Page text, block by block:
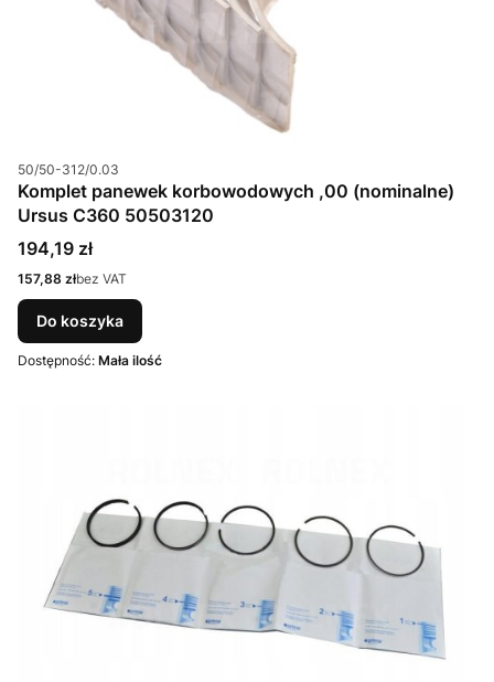
Kod produktu
50/50-312/0.03
Komplet panewek korbowodowych ,00 (nominalne)
Ursus C360 50503120
Cena
194,19 zł
Cena
157,88 złbez VAT
Do koszyka
Dostępność: Mała ilość